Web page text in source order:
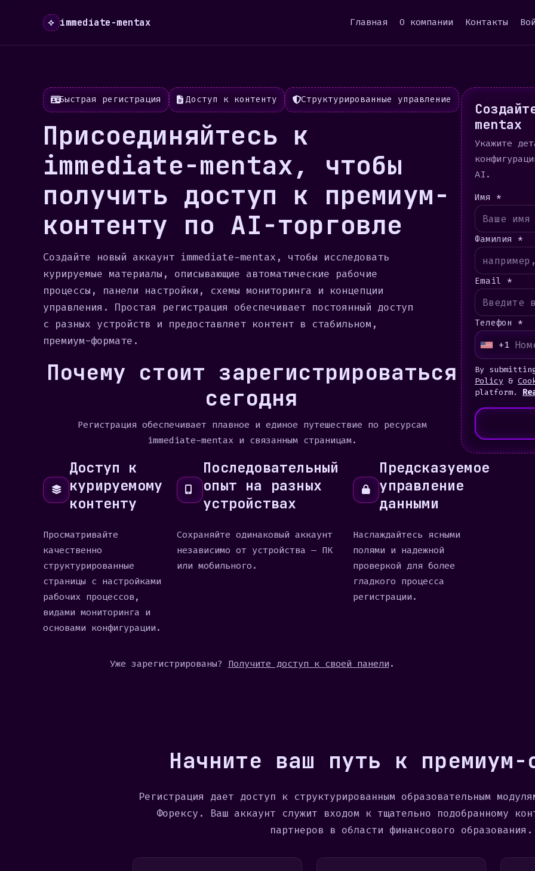
⟡ immediate-mentax Главная О компании Контакты
Быстрая регистрация Доступ к контенту Структурированные управление
Присоединяйтесь к
immediate-mentax, чтобы
получить доступ к премиум-
контенту по AI-торговле
Создайте новый аккаунт immediate-mentax, чтобы исследовать
курируемые материалы, описывающие автоматические рабочие
процессы, панели настройки, схемы мониторинга и концепции
управления. Простая регистрация обеспечивает постоянный доступ
с разных устройств и предоставляет контент в стабильном,
премиум-формате.
Почему стоит зарегистрироваться
сегодня
Регистрация обеспечивает плавное и единое путешествие по ресурсам
immediate-mentax и связанным страницам.
Доступ к
курируемому
контенту
Просматривайте
качественно
структурированные
страницы с настройками
рабочих процессов,
видами мониторинга и
основами конфигурации.
Последовательный
опыт на разных
устройствах
Сохраняйте одинаковый аккаунт
независимо от устройства — ПК
или мобильного.
Предсказуемое
управление
данными
Наслаждайтесь ясными
полями и надежной
проверкой для более
гладкого процесса
регистрации.
Уже зарегистрированы? Получите доступ к своей панели .
mentax
Укажите
AI.
Имя *
Фамилия *
Email *
Телефон *
U
i
t
e
S
a
+1
By
Policy &
platform.
Начните ваш путь к премиум-
Регистрация дает доступ к структурированным образовательным
Форексу. Ваш аккаунт служит входом к тщательно подобранному
партнеров в области финансового образования.